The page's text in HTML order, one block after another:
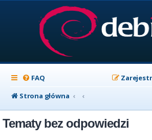
FAQ
Strona główna
Tematy bez odpowiedzi